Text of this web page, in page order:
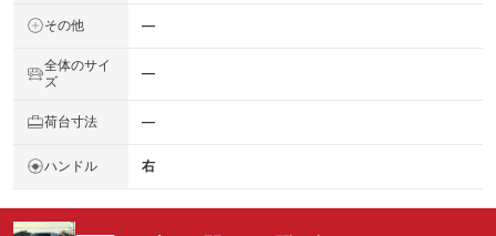
その他 ―
全体のサイ
ズ
―
荷台寸法 ―
ハンドル 右